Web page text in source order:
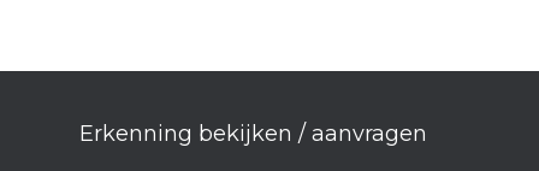
Erkenning bekijken / aanvragen